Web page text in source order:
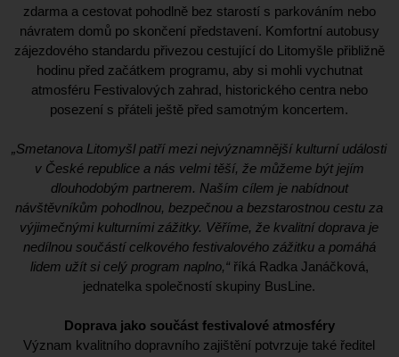
zdarma a cestovat pohodlně bez starostí s parkováním nebo
návratem domů po skončení představení. Komfortní autobusy
zájezdového standardu přivezou cestující do Litomyšle přibližně
hodinu před začátkem programu, aby si mohli vychutnat
atmosféru Festivalových zahrad, historického centra nebo
posezení s přáteli ještě před samotným koncertem.
„Smetanova Litomyšl patří mezi nejvýznamnější kulturní události
v České republice a nás velmi těší, že můžeme být jejím
dlouhodobým partnerem. Naším cílem je nabídnout
návštěvníkům pohodlnou, bezpečnou a bezstarostnou cestu za
výjimečnými kulturními zážitky. Věříme, že kvalitní doprava je
nedílnou součástí celkového festivalového zážitku a pomáhá
lidem užít si celý program naplno,“říká Radka Janáčková,
jednatelka společností skupiny BusLine.
Doprava jako součást festivalové atmosféry
Význam kvalitního dopravního zajištění potvrzuje také ředitel